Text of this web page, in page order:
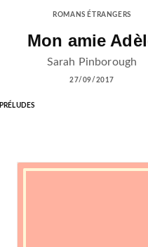
ROMANS ÉTRANGERS
Mon amie
Sarah Pinborough
27/09/2017
PRÉLUDES